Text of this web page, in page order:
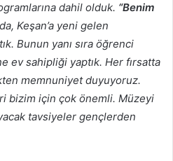
dahil olduk. “Benim
Keşan’a yeni gelen
Bunun yanı sıra öğrenci
ev sahipliği yaptık. Her fırsatta
memnuniyet duyuyoruz.
bizim için çok önemli. Müzeyi
tavsiyeler gençlerden